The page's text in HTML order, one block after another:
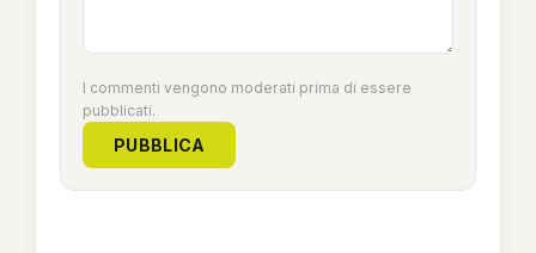
I commenti vengono moderati prima di essere
pubblicati.
PUBBLICA